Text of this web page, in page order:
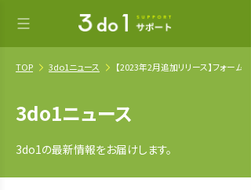
TOP 3do1ニュース 【2023年2月追加リリース】フォー
3do1ニュース
3do1の最新情報をお届けします。